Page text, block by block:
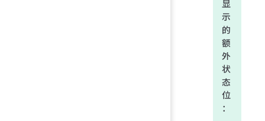
显
示
的
额
外
状
态
位
：